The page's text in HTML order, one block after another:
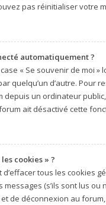
pas réinitialiser votre
automatiquement ?
« Se souvenir de moi
quelqu’un d’autre. Pour
depuis un ordinateur
ait désactivé cette
cookies » ?
d’effacer tous les cookies
messages (s’ils sont lus
de déconnexion au